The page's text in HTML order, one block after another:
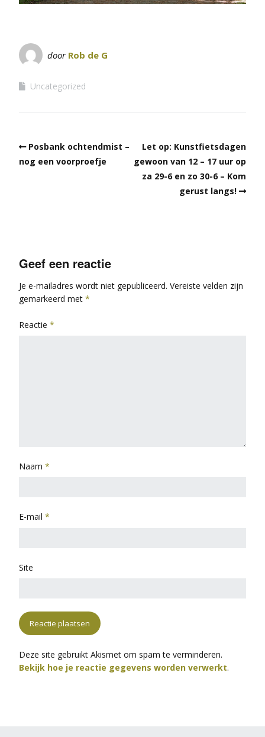
door Rob de G
Uncategorized
Posbank ochtendmist –
nog een voorproefje
Let op: Kunstfietsdagen
gewoon van 12 – 17 uur op
za 29-6 en zo 30-6 – Kom
gerust langs!
Geef een reactie
Je e-mailadres wordt niet gepubliceerd. Vereiste velden zijn
gemarkeerd met *
Reactie *
Naam *
E-mail *
Site
Deze site gebruikt Akismet om spam te verminderen.
Bekijk hoe je reactie gegevens worden verwerkt.